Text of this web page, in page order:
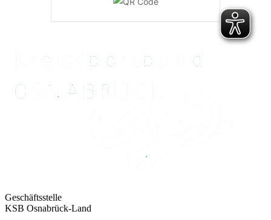
Geschäftsstelle
KSB Osnabrück-Land